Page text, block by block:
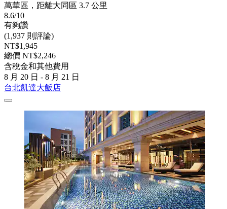
萬華區，距離大同區 3.7 公里
8.6/10
有夠讚
(1,937 則評論)
NT$1,945
總價 NT$2,246
含稅金和其他費用
8 月 20 日 - 8 月 21 日
台北凱達大飯店